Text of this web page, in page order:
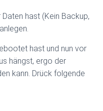
hast (Kein Backup,
hast und nun vor
hängst, ergo der
kann. Drück folgende